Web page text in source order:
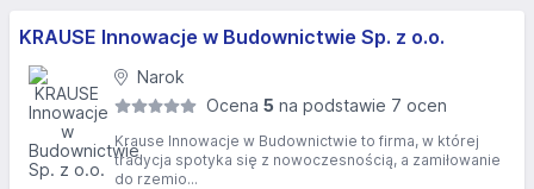
KRAUSE Innowacje w Budownictwie Sp. z o.o.
Narok
Ocena 5 na podstawie 7 ocen
Krause Innowacje w Budownictwie to firma, w której
tradycja spotyka się z nowoczesnością, a zamiłowanie
do rzemio...